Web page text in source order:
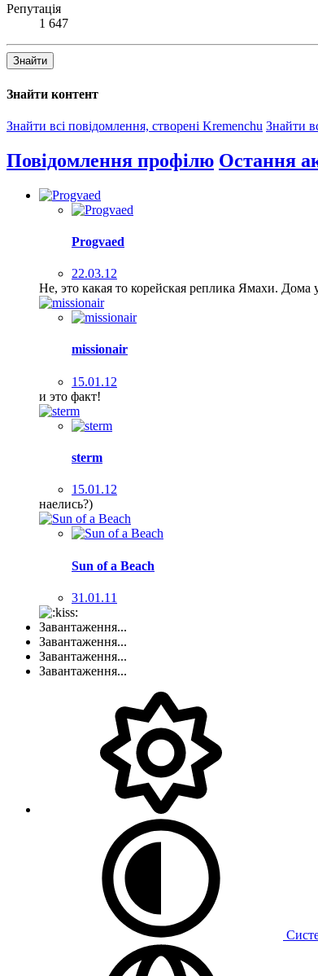
Репутація
1 647
Знайти
Знайти контент
Знайти всі повідомлення, створені Kremenchu Знайти
Повідомлення профілю Остання
Progvaed
22.03.12
Не, это какая то корейская реплика Ямахи. Дома
missionair
15.01.12
и это факт!
sterm
15.01.12
наелись?)
Sun of a Beach
31.01.11
Завантаження...
Завантаження...
Завантаження...
Завантаження...